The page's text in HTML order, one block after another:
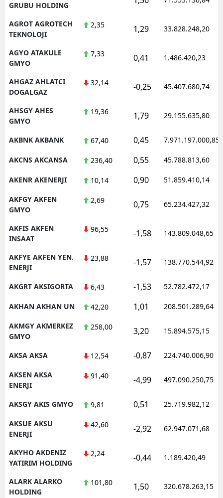
GRUBU HOLDING
AGROT AGROTECH
TEKNOLOJI
2,35 1,29 33.828.248,20
AGYO ATAKULE
GMYO
7,33 0,41 1.486.420,23
AHGAZ AHLATCI
DOGALGAZ
32,14 -0,25 45.407.680,74
AHSGY AHES
GMYO
19,36 1,79 29.155.635,80
AKBNK AKBANK 67,40 0,45 7.971.197.000,85
AKCNS AKCANSA 236,40 0,55 45.788.813,60
AKENR AKENERJI 10,14 0,90 51.859.410,14
AKFGY AKFEN
GMYO
2,69 0,75 65.234.427,32
AKFIS AKFEN
INSAAT
96,55 -1,58 143.809.048,65
AKFYE AKFEN YEN.
ENERJI
23,88 -1,57 138.770.544,92
AKGRT AKSIGORTA 6,43 -1,53 52.782.472,17
AKHAN AKHAN UN 42,20 1,01 208.501.289,64
AKMGY AKMERKEZ
GMYO
258,00 3,20 15.894.575,15
AKSA AKSA 12,54 -0,87 224.740.006,90
AKSEN AKSA
ENERJI
91,40 -4,99 497.090.250,75
AKSGY AKIS GMYO 9,81 0,51 25.719.982,12
AKSUE AKSU
ENERJI
42,60 -2,92 62.947.071,68
AKYHO AKDENIZ
YATIRIM HOLDING
2,24 -0,44 1.189.420,49
ALARK ALARKO
HOLDING
101,80 1,50 320.678.263,15